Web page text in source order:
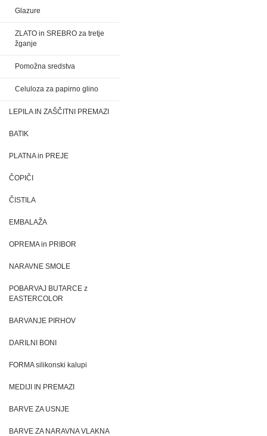
Glazure
ZLATO in SREBRO za tretje
žganje
Pomožna sredstva
Celuloza za papirno glino
LEPILA IN ZAŠČITNI PREMAZI
BATIK
PLATNA in PREJE
ČOPIČI
ČISTILA
EMBALAŽA
OPREMA in PRIBOR
NARAVNE SMOLE
POBARVAJ BUTARCE z
EASTERCOLOR
BARVANJE PIRHOV
DARILNI BONI
FORMA silikonski kalupi
MEDIJI IN PREMAZI
BARVE ZA USNJE
BARVE ZA NARAVNA VLAKNA